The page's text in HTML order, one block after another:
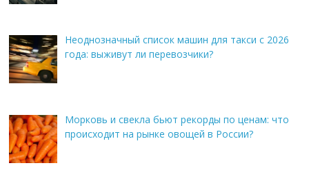
Неоднозначный список машин для такси с 2026
года: выживут ли перевозчики?
Морковь и свекла бьют рекорды по ценам: что
происходит на рынке овощей в России?